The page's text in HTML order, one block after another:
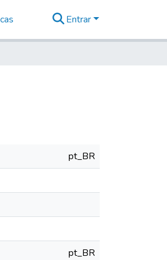
Entrar
pt_BR
pt_BR